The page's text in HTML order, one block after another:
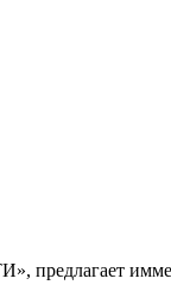
предлагает